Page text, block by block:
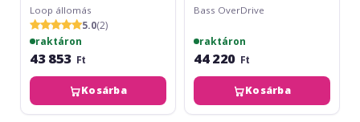
Loop állomás
5.0(2)
raktáron
43 853 Ft
Kosárba
Bass OverDrive
raktáron
44 220 Ft
Kosárba